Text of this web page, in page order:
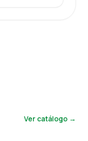
Ver catálogo →